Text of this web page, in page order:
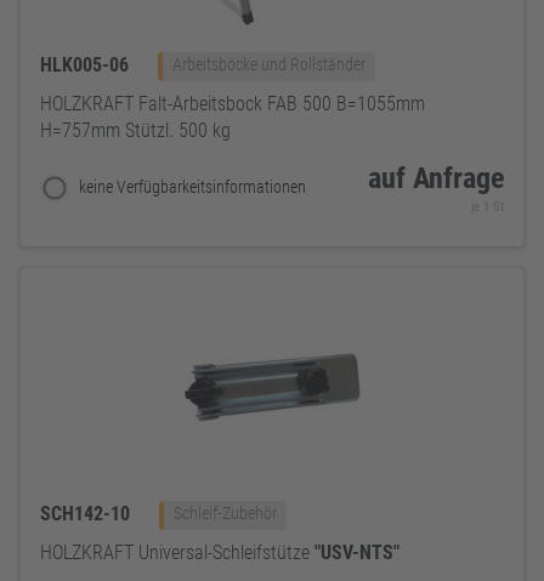
HLK005-06 Arbeitsböcke und Rollständer
HOLZKRAFT Falt-Arbeitsbock FAB 500 B=1055mm
H=757mm Stützl. 500 kg
keine Verfügbarkeitsinformationen auf Anfrage
je 1 St
SCH142-10 Schleif-Zubehör
HOLZKRAFT Universal-Schleifstütze "USV-NTS"